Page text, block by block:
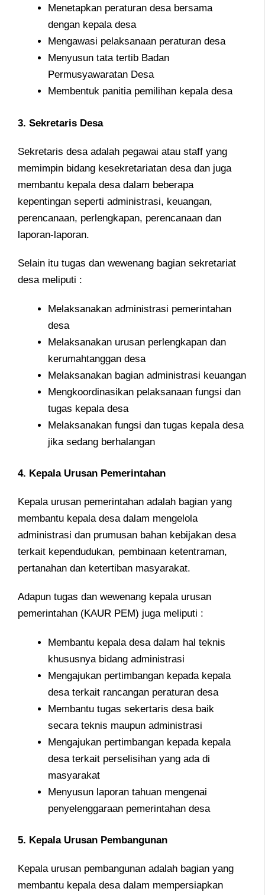
Menetapkan peraturan desa bersama
dengan kepala desa
Mengawasi pelaksanaan peraturan desa
Menyusun tata tertib Badan
Permusyawaratan Desa
Membentuk panitia pemilihan kepala desa
3. Sekretaris Desa
Sekretaris desa adalah pegawai atau staff yang
memimpin bidang kesekretariatan desa dan juga
membantu kepala desa dalam beberapa
kepentingan seperti administrasi, keuangan,
perencanaan, perlengkapan, perencanaan dan
laporan-laporan.
Selain itu tugas dan wewenang bagian sekretariat
desa meliputi :
Melaksanakan administrasi pemerintahan
desa
Melaksanakan urusan perlengkapan dan
kerumahtanggan desa
Melaksanakan bagian administrasi keuangan
Mengkoordinasikan pelaksanaan fungsi dan
tugas kepala desa
Melaksanakan fungsi dan tugas kepala desa
jika sedang berhalangan
4. Kepala Urusan Pemerintahan
Kepala urusan pemerintahan adalah bagian yang
membantu kepala desa dalam mengelola
administrasi dan prumusan bahan kebijakan desa
terkait kependudukan, pembinaan ketentraman,
pertanahan dan ketertiban masyarakat.
Adapun tugas dan wewenang kepala urusan
pemerintahan (KAUR PEM) juga meliputi :
Membantu kepala desa dalam hal teknis
khususnya bidang administrasi
Mengajukan pertimbangan kepada kepala
desa terkait rancangan peraturan desa
Membantu tugas sekertaris desa baik
secara teknis maupun administrasi
Mengajukan pertimbangan kepada kepala
desa terkait perselisihan yang ada di
masyarakat
Menyusun laporan tahuan mengenai
penyelenggaraan pemerintahan desa
5. Kepala Urusan Pembangunan
Kepala urusan pembangunan adalah bagian yang
membantu kepala desa dalam mempersiapkan